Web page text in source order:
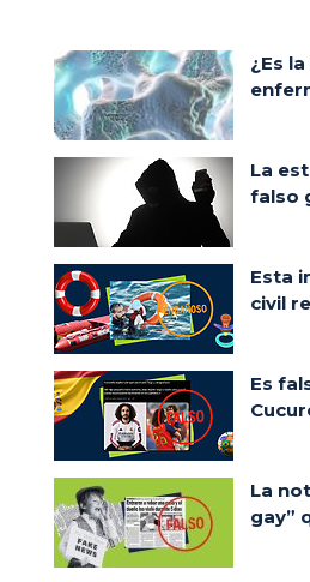
¿Es
La
falso
Esta
civil
Es
La
gay”